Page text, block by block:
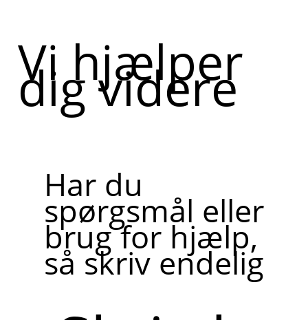
Vi hjælper
dig videre
Har du
spørgsmål eller
brug for hjælp,
så skriv endelig